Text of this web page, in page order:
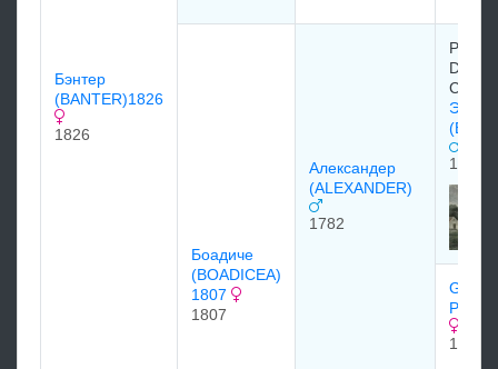
Бэнтер
(BANTER)1826
1826
Боадиче
(BOADICEA)
1807
1807
Александер
(ALEXANDER)
1782
Prince
Duke
1764
1770